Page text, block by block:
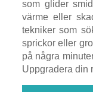
som glider
värme eller
tekniker som
sprickor eller
på några
Uppgradera din